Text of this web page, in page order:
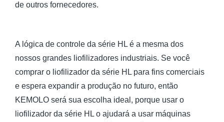
de outros fornecedores.
A lógica de controle da série HL é a mesma dos
nossos grandes liofilizadores industriais. Se você
comprar o liofilizador da série HL para fins comerciais
e espera expandir a produção no futuro, então
KEMOLO será sua escolha ideal, porque usar o
liofilizador da série HL o ajudará a usar máquinas